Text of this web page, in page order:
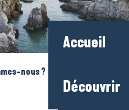
Accueil
Découvrir
nous ?